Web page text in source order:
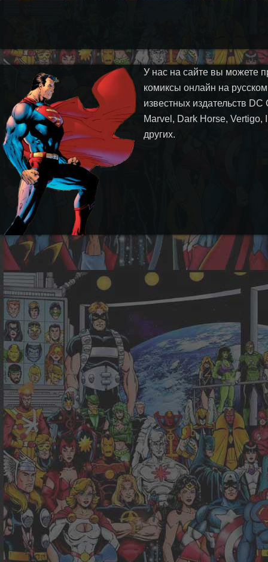
У нас на сайте вы можете
комиксы онлайн на
известных издательств DC
Marvel, Dark Horse, Vertigo,
других.